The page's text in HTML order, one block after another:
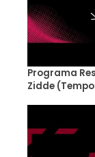
Programa
Zidde